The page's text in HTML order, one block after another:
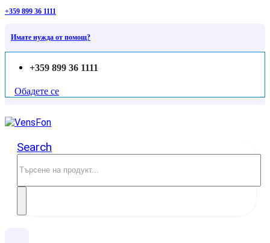
+359 899 36 1111
Имате нужда от помощ?
+359 899 36 1111
Обадете се
Search